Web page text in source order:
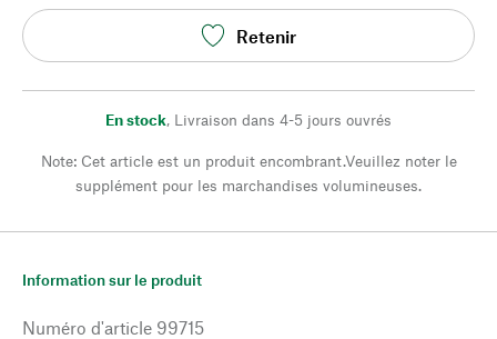
Retenir
En stock, Livraison dans 4-5 jours ouvrés
Note: Cet article est un produit encombrant.Veuillez noter le
supplément pour les marchandises volumineuses.
Information sur le produit
Numéro d'article 99715